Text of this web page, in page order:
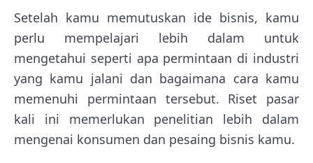
Setelah kamu memutuskan ide bisnis, kamu
perlu mempelajari lebih dalam untuk
mengetahui seperti apa permintaan di industri
yang kamu jalani dan bagaimana cara kamu
memenuhi permintaan tersebut. Riset pasar
kali ini memerlukan penelitian lebih dalam
mengenai konsumen dan pesaing bisnis kamu.